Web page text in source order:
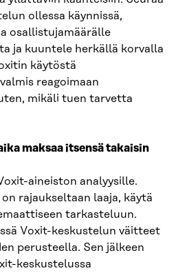
ollessa käynnissä,
osallistujamäärälle
ja kuuntele herkällä korvalla
käytöstä
reagoimaan
mikäli tuen tarvetta
maksaa itsensä takaisin
aineiston analyysille.
rajaukseltaan laaja, käytä
tarkasteluun.
Voxit-keskustelun väitteet
perusteella. Sen jälkeen
keskustelussa